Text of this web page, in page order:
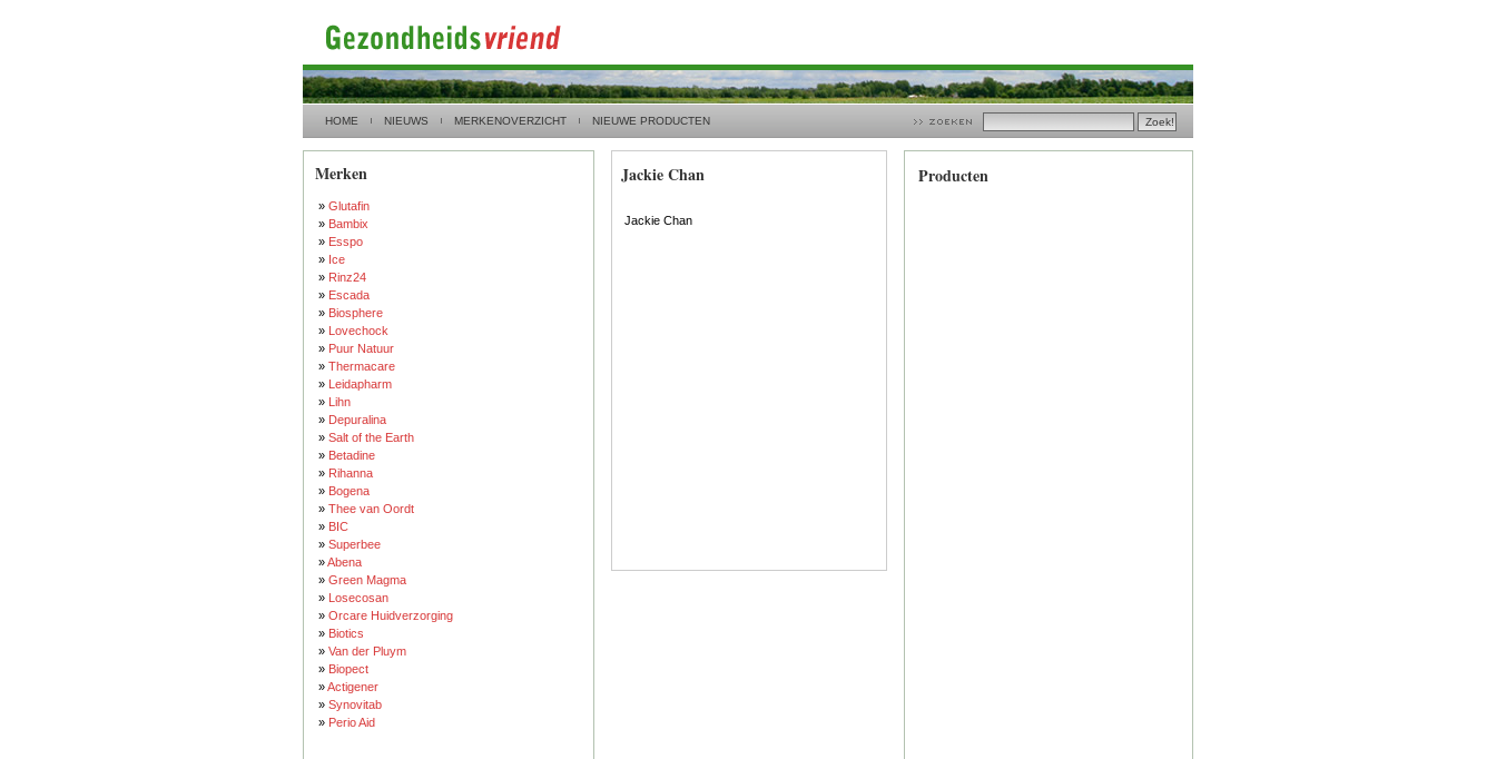
HOME NIEUWS MERKENOVERZICHT NIEUWE PRODUCTEN
Merken
» Glutafin
» Bambix
» Esspo
» Ice
» Rinz24
» Escada
» Biosphere
» Lovechock
» Puur Natuur
» Thermacare
» Leidapharm
» Lihn
» Depuralina
» Salt of the Earth
» Betadine
» Rihanna
» Bogena
» Thee van Oordt
» BIC
» Superbee
»Abena
» Green Magma
» Losecosan
» Orcare Huidverzorging
» Biotics
» Van der Pluym
» Biopect
»Actigener
» Synovitab
» Perio Aid
Jackie Chan
Jackie Chan
Producten